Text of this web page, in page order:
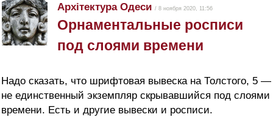
Архітектура Одеси / 8 ноября 2020, 11:56
Орнаментальные росписи
под слоями времени
Надо сказать, что шрифтовая вывеска на Толстого, 5 —
не единственный экземпляр скрывавшийся под слоями
времени. Есть и другие вывески и росписи.